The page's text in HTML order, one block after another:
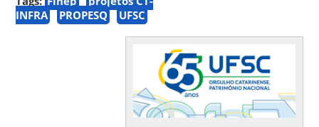
INFRA
PROPESQ UFSC